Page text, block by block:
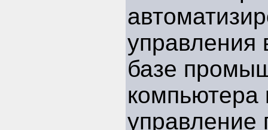
управления
базе
компьютера
управление